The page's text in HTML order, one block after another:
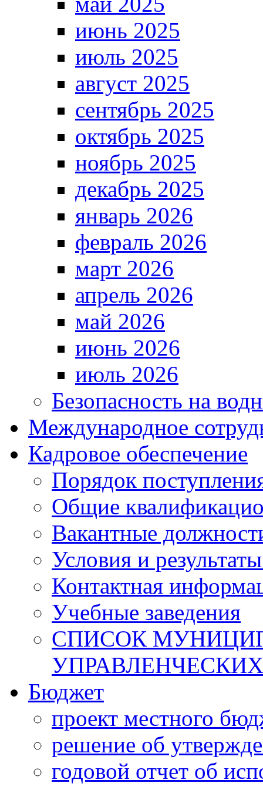
июнь 2025
июль 2025
август 2025
сентябрь 2025
октябрь 2025
ноябрь 2025
декабрь 2025
январь 2026
февраль 2026
март 2026
апрель 2026
май 2026
июнь 2026
июль 2026
Безопасность на
Международное
Кадровое обеспечение
Порядок
Общие
Вакантные
Условия и
Контактная
Учебные заведения
СПИСОК
Бюджет
проект местного
решение об
годовой отчет об